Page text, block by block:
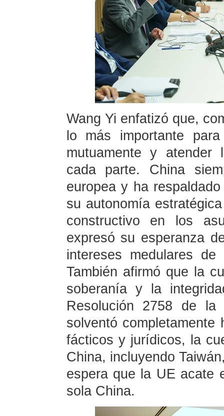
Wang Yi enfatizó que,
lo más importante
mutuamente y atender
cada parte. China
europea y ha
su autonomía
constructivo en los
expresó su esperanza
intereses medulares
También afirmó que la
soberanía y la
Resolución 2758 de
solventó
fácticos y jurídicos, la
China, incluyendo
espera que la UE acate
sola China.